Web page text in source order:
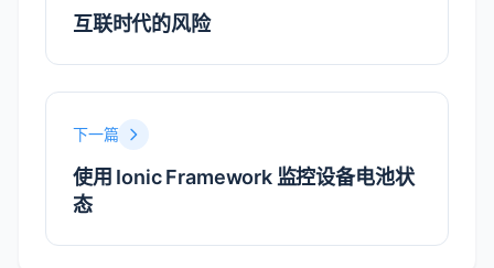
互联时代的风险
下一篇
使用 Ionic Framework 监控设备电池状
态